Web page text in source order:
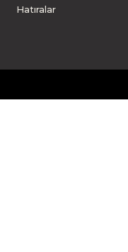
Hatıralar